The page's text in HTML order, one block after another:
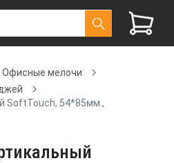
Офисные мелочи
SoftTouch, 54*85мм.,